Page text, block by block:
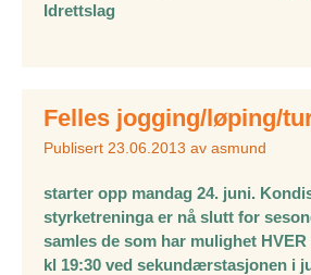
Idrettslag
Felles jogging/løping/
Publisert 23.06.2013 av asmund
starter opp mandag 24. juni.
styrketreninga er nå slutt for
samles de som har mulighet
kl 19:30 ved sekundærstasjonen i